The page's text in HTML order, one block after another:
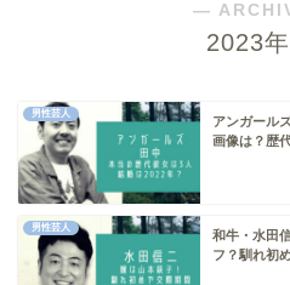
―
2023
男性芸人
アンガール
画像は？歴
男性芸人
和牛・水田
フ？馴れ初